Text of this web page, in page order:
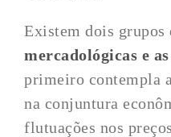
Existem dois grupos
mercadológicas e
primeiro contempla
na conjuntura
flutuações nos